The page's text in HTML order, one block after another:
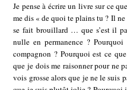
Je pense à écrire un livre sur ce
me dis « de quoi te plains tu ? Il
se fait brouillard … que s’est il
nulle en permanence ?
compagnon ? Pourquoi est ce
que je dois me raisonner pour ne
vois grosse alors que je ne le suis